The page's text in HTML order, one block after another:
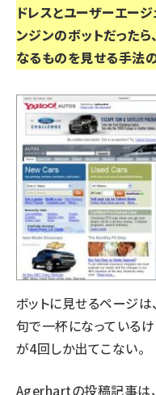
ドレスとユーザーエー
ンジンのボットだった
なるものを見せる手法
ボットに見せるページは
句で一杯になっている
が4回しか出てこない。
Agerhartの投稿記事は